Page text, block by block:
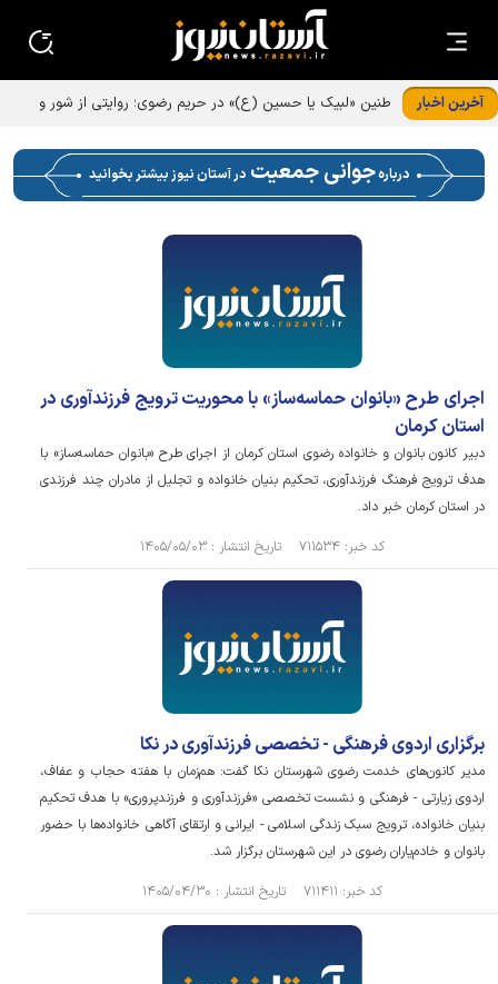
آخرین اخبار
طنین «لبیک یا حسین (ع)» در حریم رضوی؛ روایتی از شور و
دربارهجوانی جمعیت در آستان نیوز بیشتر بخوانید
اجرای طرح «بانوان حماسه‌ساز» با محوریت ترویج فرزندآوری در
استان کرمان
دبیر کانون بانوان و خانواده رضوی استان کرمان از اجرای طرح «بانوان حماسه‌ساز» با
هدف ترویج فرهنگ فرزندآوری، تحکیم بنیان خانواده و تجلیل از مادران چند فرزندی
در استان کرمان خبر داد.
کد خبر: ۷۱۱۵۳۴ تاریخ انتشار : ۱۴۰۵/۰۵/۰۳
برگزاری اردوی فرهنگی - تخصصی فرزندآوری در نکا
مدیر کانون‌های خدمت رضوی شهرستان نکا گفت: هم‌زمان با هفته حجاب و عفاف،
اردوی زیارتی - فرهنگی و نشست تخصصی «فرزندآوری و فرزندپروری» با هدف تحکیم
بنیان خانواده، ترویج سبک زندگی اسلامی - ایرانی و ارتقای آگاهی خانواده‌ها با حضور
بانوان و خادم‌یاران رضوی در این شهرستان برگزار شد.
کد خبر: ۷۱۱۴۱۱ تاریخ انتشار : ۱۴۰۵/۰۴/۳۰